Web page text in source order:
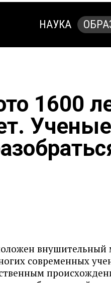
НАУКА
1600
Ученые
внушительный
современных